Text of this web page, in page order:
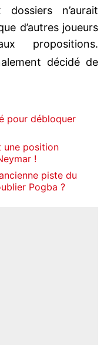
n’aurait
d’autres joueurs
propositions.
décidé de
pour débloquer
une position
!
piste du
Pogba ?